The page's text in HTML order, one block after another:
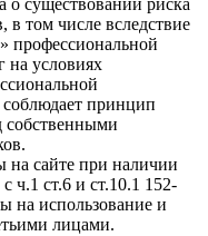
существовании риска
в том числе вследствие
на условиях
принцип
собственными
на сайте при наличии
ч.1 ст.6 и ст.10.1 152-
на использование и
лицами.